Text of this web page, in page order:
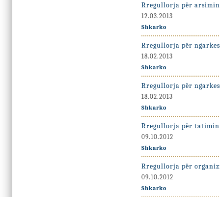
Rregullorja për arsimin
12.03.2013
Shkarko
Rregullorja për
18.02.2013
Shkarko
Rregullorja për
18.02.2013
Shkarko
Rregullorja për tatimin
09.10.2012
Shkarko
Rregullorja për
09.10.2012
Shkarko